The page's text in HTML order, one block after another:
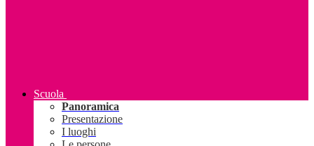
Scuola
Panoramica
Presentazione
I luoghi